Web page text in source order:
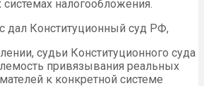
системах налогообложения.
дал Конституционный суд РФ,
судьи Конституционного суда
привязывания реальных
к конкретной системе